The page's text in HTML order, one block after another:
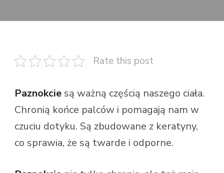
Rate this post
Paznokciesą ważną częścią naszego ciała.
Chronią końce palców i pomagają nam w
czuciu dotyku. Są zbudowane z keratyny,
co sprawia, że są twarde i odporne.